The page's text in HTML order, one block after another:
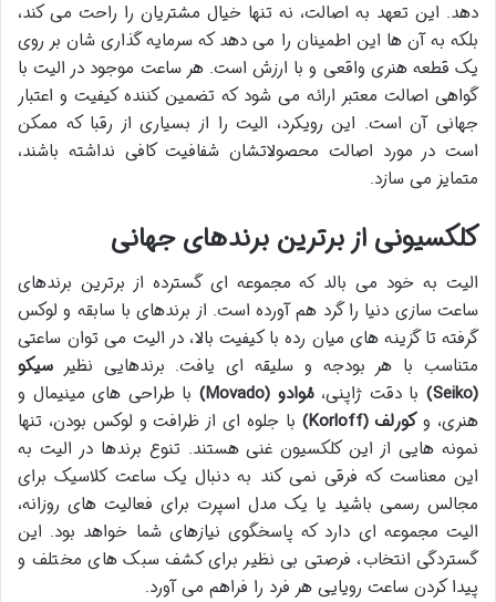
دهد. این تعهد به اصالت، نه تنها خیال مشتریان را راحت می کند،
بلکه به آن ها این اطمینان را می دهد که سرمایه گذاری شان بر روی
یک قطعه هنری واقعی و با ارزش است. هر ساعت موجود در الیت با
گواهی اصالت معتبر ارائه می شود که تضمین کننده کیفیت و اعتبار
جهانی آن است. این رویکرد، الیت را از بسیاری از رقبا که ممکن
است در مورد اصالت محصولاتشان شفافیت کافی نداشته باشند،
متمایز می سازد.
کلکسیونی از برترین برندهای جهانی
الیت به خود می بالد که مجموعه ای گسترده از برترین برندهای
ساعت سازی دنیا را گرد هم آورده است. از برندهای با سابقه و لوکس
گرفته تا گزینه های میان رده با کیفیت بالا، در الیت می توان ساعتی
متناسب با هر بودجه و سلیقه ای یافت. برندهایی نظیر سیکو
(Seiko)
با دقت ژاپنی،مُوادو (Movado)
با طراحی های مینیمال و
هنری، وکورلف (Korloff)
با جلوه ای از ظرافت و لوکس بودن، تنها
نمونه هایی از این کلکسیون غنی هستند. تنوع برندها در الیت به
این معناست که فرقی نمی کند به دنبال یک ساعت کلاسیک برای
مجالس رسمی باشید یا یک مدل اسپرت برای فعالیت های روزانه،
الیت مجموعه ای دارد که پاسخگوی نیازهای شما خواهد بود. این
گستردگی انتخاب، فرصتی بی نظیر برای کشف سبک های مختلف و
پیدا کردن ساعت رویایی هر فرد را فراهم می آورد.